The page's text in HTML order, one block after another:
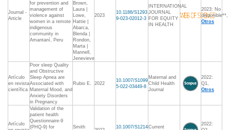
Journal -
Article
for prevention and
management of
violence against
women in a remote
indigenous
community in
Amantaní, Peru
Brown,
Laura |
Lowe,
Hattie |
Abarca,
Blenda |
Rondon,
Marta |
Mannell,
Jenevieve
2023
10.1186/S1293
9-023-02012-3
INTERNATIONAL
JOURNAL
FOR EQUITY
IN HEALTH
2023: No
disponible**,
Otros
Artículo
en revista
científica
Poor sleep Quality
and Obstructive
Sleep Apnea are
Associated with
Maternal Mood, and
Anxiety Disorders
in Pregnancy
Rubio E. 2022
10.1007/S1099
5-022-03449-8
Maternal and
Child Health
Journal
2022:
Q1,
Otros
Artículo
Validation of the
patient health
Questionnaire-9
(PHQ-9) for
Smith
10.1007/S1214Current
2022: